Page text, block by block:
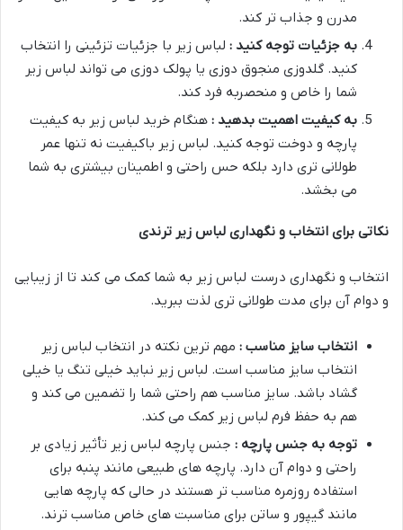
مدرن و جذاب تر کند.
به جزئیات توجه کنید : لباس زیر با جزئیات تزئینی را انتخاب
کنید. گلدوزی منجوق دوزی یا پولک دوزی می تواند لباس زیر
شما را خاص و منحصربه فرد کند.
به کیفیت اهمیت بدهید : هنگام خرید لباس زیر به کیفیت
پارچه و دوخت توجه کنید. لباس زیر باکیفیت نه تنها عمر
طولانی تری دارد بلکه حس راحتی و اطمینان بیشتری به شما
می بخشد.
نکاتی برای انتخاب و نگهداری لباس زیر ترندی
انتخاب و نگهداری درست لباس زیر به شما کمک می کند تا از زیبایی
و دوام آن برای مدت طولانی تری لذت ببرید.
انتخاب سایز مناسب : مهم ترین نکته در انتخاب لباس زیر
انتخاب سایز مناسب است. لباس زیر نباید خیلی تنگ یا خیلی
گشاد باشد. سایز مناسب هم راحتی شما را تضمین می کند و
هم به حفظ فرم لباس زیر کمک می کند.
توجه به جنس پارچه : جنس پارچه لباس زیر تأثیر زیادی بر
راحتی و دوام آن دارد. پارچه های طبیعی مانند پنبه برای
استفاده روزمره مناسب تر هستند در حالی که پارچه هایی
مانند گیپور و ساتن برای مناسبت های خاص مناسب ترند.